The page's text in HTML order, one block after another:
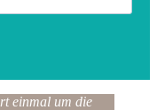
einmal um die